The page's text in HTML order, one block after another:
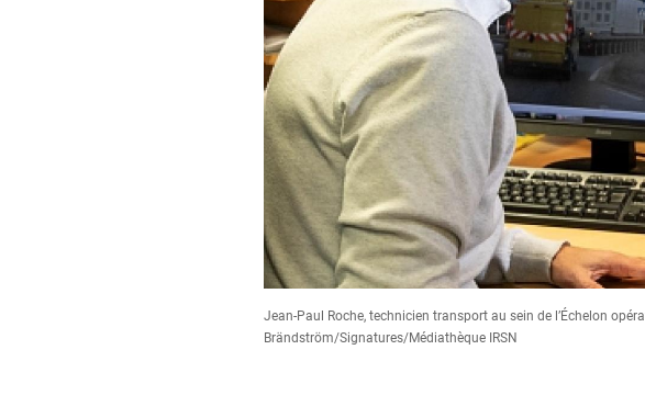
Jean-Paul Roche, technicien transport au sein de l’Échelon
Brändström/Signatures/Médiathèque IRSN